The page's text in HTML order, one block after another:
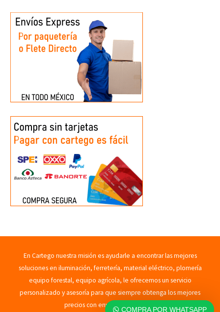
COMPRA POR WHATSAPP
En Cartego nuestra misión es ayudarle a encontrar las mejores
soluciones en iluminación, ferretería, material eléctrico, plomería
equipo forestal, equipo agrícola, le ofrecemos un servicio
personalizado y asesoría para que siempre obtenga los mejores
precios con envíos rápidos. 2023